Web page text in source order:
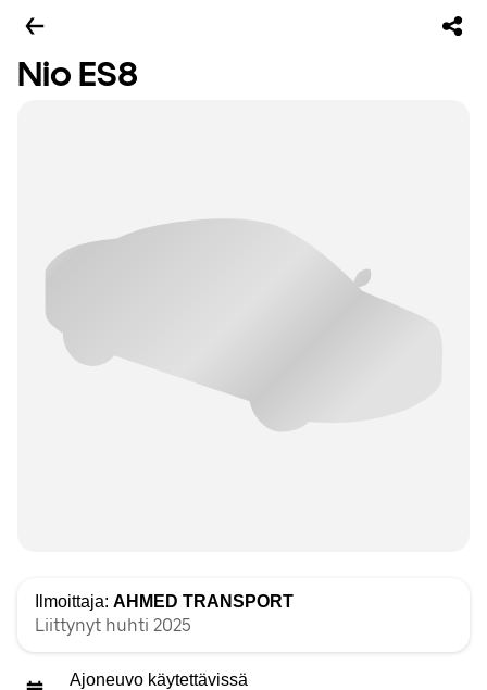
Nio ES8
Ilmoittaja: AHMED TRANSPORT
Liittynyt huhti 2025
Ajoneuvo käytettävissä